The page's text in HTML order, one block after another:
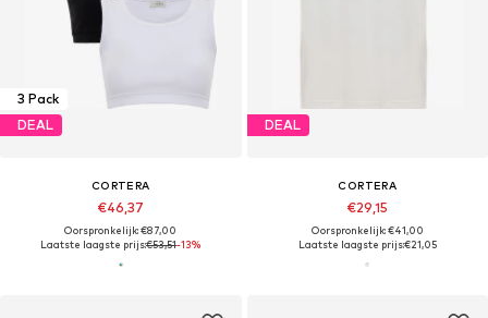
3 Pack
DEAL
CORTERA
€46,37
Oorspronkelijk: €87,00
Laatste laagste prijs:€53,51-13%
DEAL
CORTERA
€29,15
Oorspronkelijk: €41,00
Laatste laagste prijs:€21,05